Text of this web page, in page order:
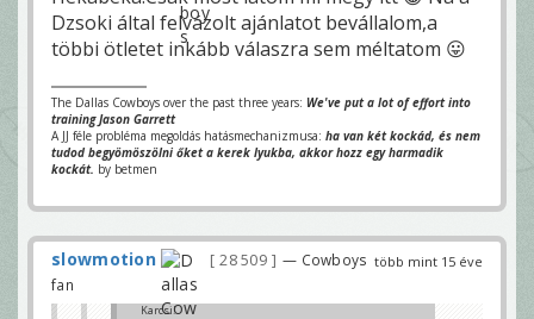
Dzsoki által felvázolt ajánlatot bevállalom,a
többi ötletet inkább válaszra sem méltatom 😛
The Dallas Cowboys over the past three years: We've put a lot of effort into
training Jason Garrett
A JJ féle probléma megoldás hatásmechanizmusa: ha van két kockád, és nem
tudod begyömöszölni őket a kerek lyukba, akkor hozz egy harmadik
kockát. by betmen
több mint 15 éve
slowmotion 28 509
— Cowboys
fan
Karcsi!